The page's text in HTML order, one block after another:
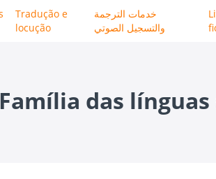
Tradução e
locução
خدمات الترجمة
والتسجيل الصوتي
Família das